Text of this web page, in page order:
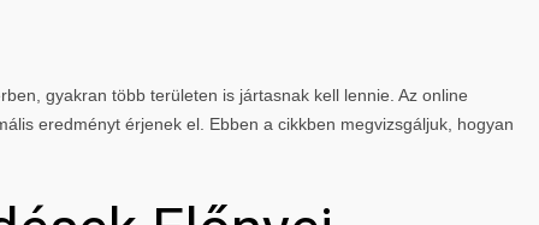
gyakran több területen is jártasnak kell lennie. Az online
eredményt érjenek el. Ebben a cikkben megvizsgáljuk, hogyan